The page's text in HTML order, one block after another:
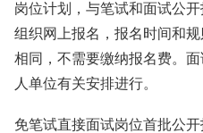
岗位计划，与笔试和面试公
组织网上报名，报名时间和
相同，不需要缴纳报名费。
人单位有关安排进行。
免笔试直接面试岗位首批公